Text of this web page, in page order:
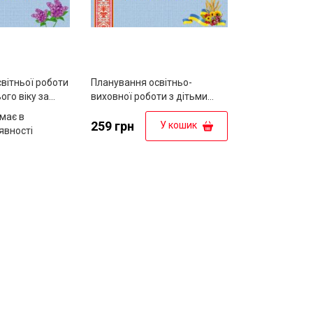
роботи
віку за
в
Планування освітньо-
виховної роботи з дітьми
старшого дошкільного віку за
програмою "Українське
259 грн У кошик